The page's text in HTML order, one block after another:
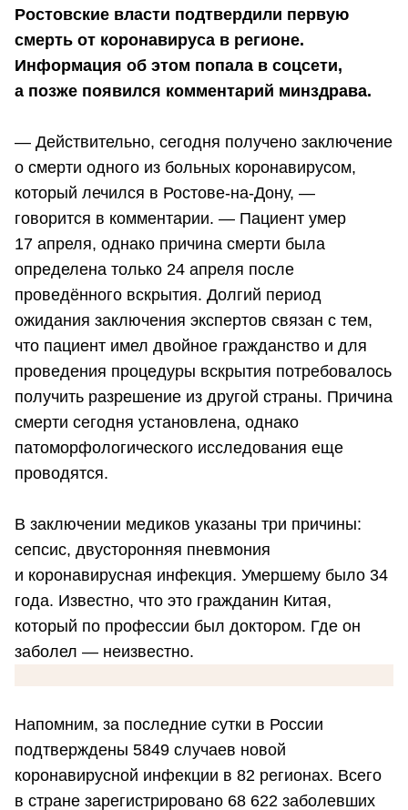
Ростовские власти подтвердили первую
смерть от коронавируса в регионе.
Информация об этом попала в соцсети,
а позже появился комментарий минздрава.
— Действительно, сегодня получено заключение
о смерти одного из больных коронавирусом,
который лечился в Ростове-на-Дону, —
говорится в комментарии. — Пациент умер
17 апреля, однако причина смерти была
определена только 24 апреля после
проведённого вскрытия. Долгий период
ожидания заключения экспертов связан с тем,
что пациент имел двойное гражданство и для
проведения процедуры вскрытия потребовалось
получить разрешение из другой страны. Причина
смерти сегодня установлена, однако
патоморфологического исследования еще
проводятся.
В заключении медиков указаны три причины:
сепсис, двусторонняя пневмония
и коронавирусная инфекция. Умершему было 34
года. Известно, что это гражданин Китая,
который по профессии был доктором. Где он
заболел — неизвестно.
Напомним, за последние сутки в России
подтверждены 5849 случаев новой
коронавирусной инфекции в 82 регионах. Всего
в стране зарегистрировано 68 622 заболевших